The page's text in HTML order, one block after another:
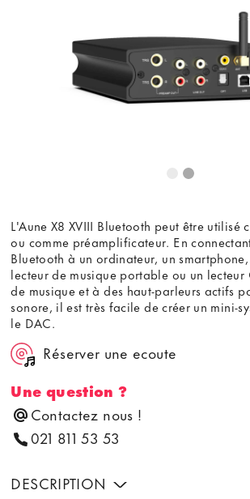
L'Aune X8 XVIII Bluetooth peut être utilisé
ou comme préamplificateur. En
Bluetooth à un ordinateur, un
lecteur de musique portable ou un lecteur
de musique et à des haut-parleurs actifs
sonore, il est très facile de créer un mini-
le DAC.
Réserver une ecoute
Une question ?
Contactez nous !
021 811 53 53
DESCRIPTION